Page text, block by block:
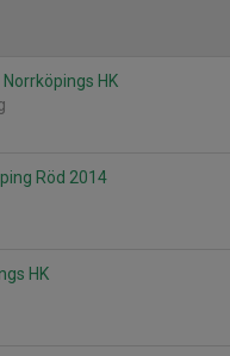
HK
Röd 2014
HK